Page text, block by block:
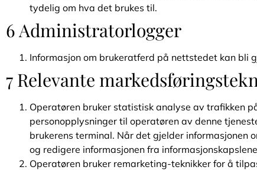
tydelig om hva det brukes til.
6 Administratorlogger
Informasjon om brukeratferd på nettstedet kan bli
7 Relevante
Operatøren bruker statistisk analyse av trafikken
personopplysninger til operatøren av denne
brukerens terminal. Når det gjelder informasjonen
og redigere informasjonen fra
Operatøren bruker remarketing-teknikker for å